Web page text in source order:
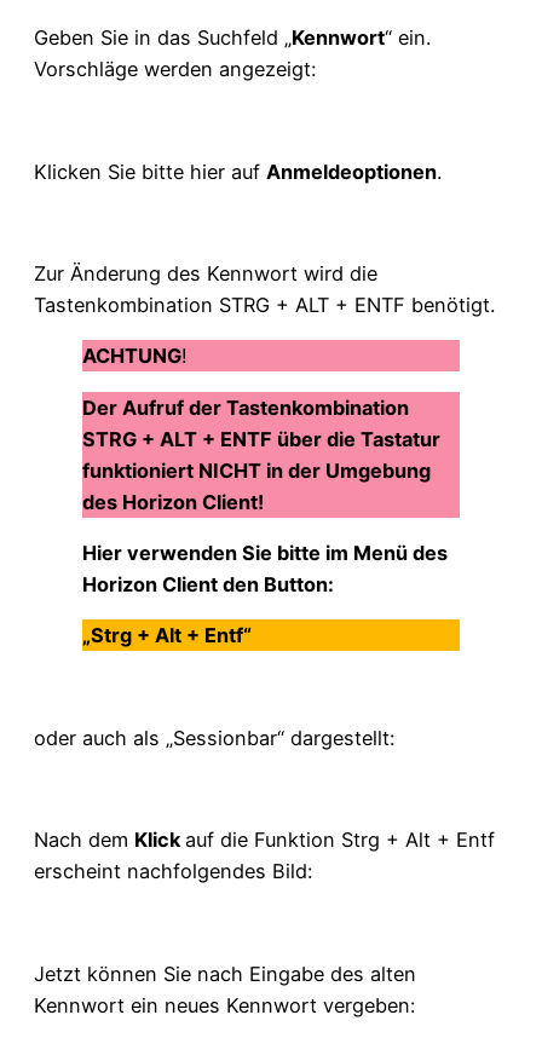
Geben Sie in das Suchfeld „Kennwort“ ein.
Vorschläge werden angezeigt:
Klicken Sie bitte hier auf Anmeldeoptionen.
Zur Änderung des Kennwort wird die
Tastenkombination STRG + ALT + ENTF benötigt.
ACHTUNG!
Der Aufruf der Tastenkombination
STRG + ALT + ENTF über die Tastatur
funktioniert NICHT in der Umgebung
des Horizon Client!
Hier verwenden Sie bitte im Menü des
Horizon Client den Button:
„Strg + Alt + Entf“
oder auch als „Sessionbar“ dargestellt:
Nach dem Klickauf die Funktion Strg + Alt + Entf
erscheint nachfolgendes Bild:
Jetzt können Sie nach Eingabe des alten
Kennwort ein neues Kennwort vergeben: